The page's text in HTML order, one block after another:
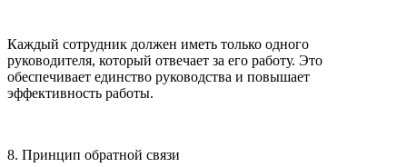
Каждый сотрудник должен иметь только одного
руководителя, который отвечает за его работу. Это
обеспечивает единство руководства и повышает
эффективность работы.
8. Принцип обратной связи